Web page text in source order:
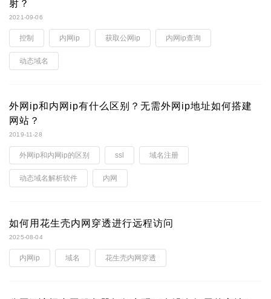
射？
2021-09-06
控制 内网ip 获取公网ip 内网ip查询
动态域名
外网ip和内网ip有什么区别？无需外网ip地址如何搭建
网站？
2019-11-28
外网ip和内网ip的区别 ssl 域名注册
动态域名解析软件 内网
如何用花生壳内网穿透进行远程访问
2025-08-04
内网ip 域名 花生壳内网穿透